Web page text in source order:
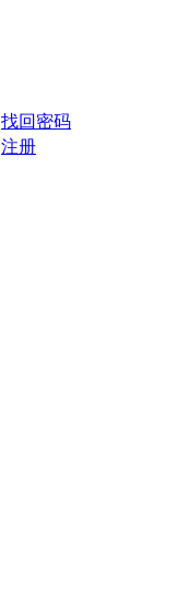
找回密码
注册